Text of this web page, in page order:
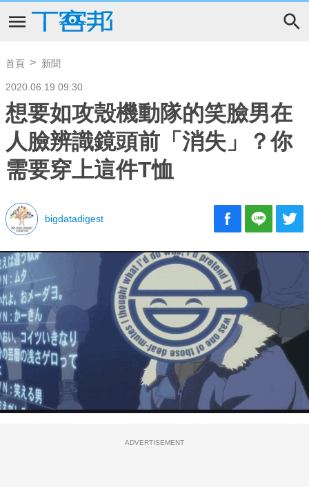
首頁 新聞
2020.06.19 09:30
想要如攻殼機動隊的笑臉男在
人臉辨識鏡頭前「消失」？你
需要穿上這件T恤
bigdatadigest
ADVERTISEMENT